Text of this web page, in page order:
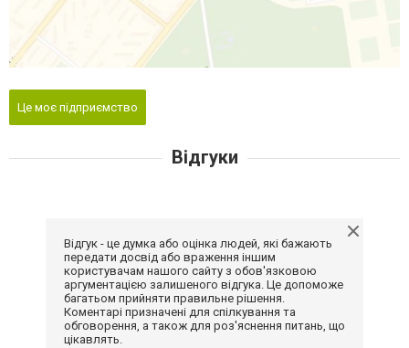
Це моє підприємство
Відгуки
Відгук - це думка або оцінка людей, які бажають
передати досвід або враження іншим
користувачам нашого сайту з обов'язковою
аргументацією залишеного відгука. Це допоможе
багатьом прийняти правильне рішення.
Коментарі призначені для спілкування та
обговорення, а також для роз'яснення питань, що
цікавлять.